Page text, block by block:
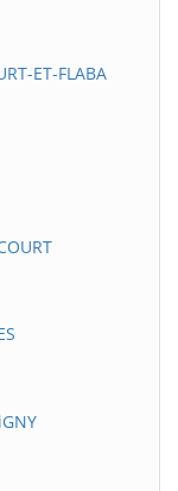
ET-FLABA